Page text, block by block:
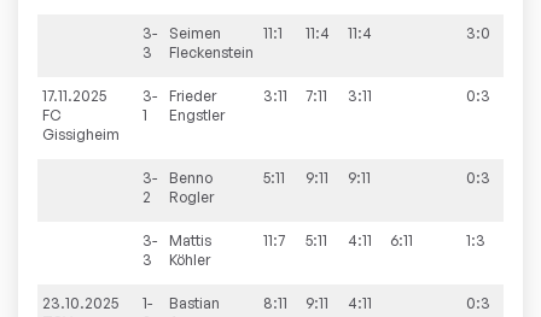
3-
3
Seimen
Fleckenstein
11:1 11:4 11:4 3:0
17.11.2025
FC
Gissigheim
3-
1
Frieder
Engstler
3:11 7:11 3:11 0:3
3-
2
Benno
Rogler
5:11 9:11 9:11 0:3
3-
3
Mattis
Köhler
11:7 5:11 4:11 6:11 1:3
23.10.2025
1-
Bastian
8:11 9:11 4:11 0:3